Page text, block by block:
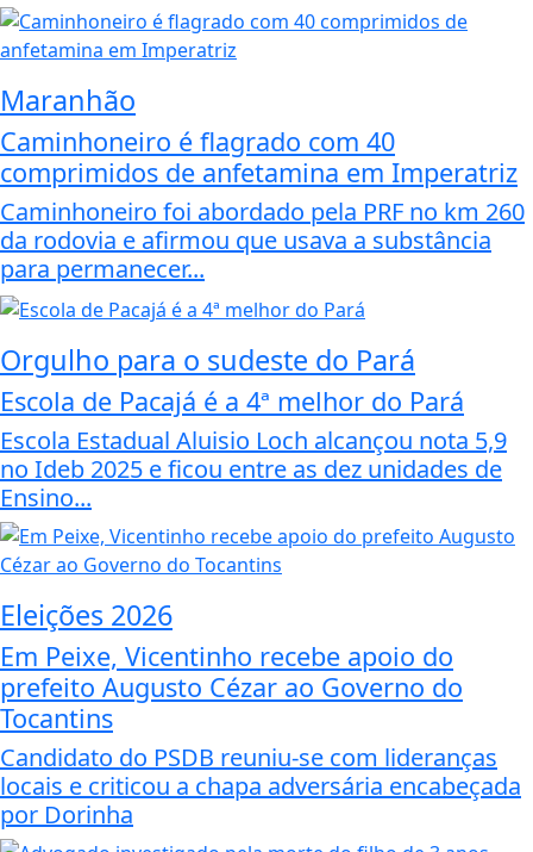
Maranhão
Caminhoneiro é flagrado com 40
comprimidos de anfetamina em Imperatriz
Caminhoneiro foi abordado pela PRF no km 260
da rodovia e afirmou que usava a substância
para permanecer...
Orgulho para o sudeste do Pará
Escola de Pacajá é a 4ª melhor do Pará
Escola Estadual Aluisio Loch alcançou nota 5,9
no Ideb 2025 e ficou entre as dez unidades de
Ensino...
Eleições 2026
Em Peixe, Vicentinho recebe apoio do
prefeito Augusto Cézar ao Governo do
Tocantins
Candidato do PSDB reuniu-se com lideranças
locais e criticou a chapa adversária encabeçada
por Dorinha